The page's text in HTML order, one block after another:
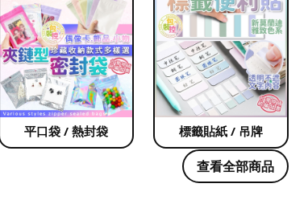
平口袋 / 熱封袋 標籤貼紙 / 吊牌
查看全部商品